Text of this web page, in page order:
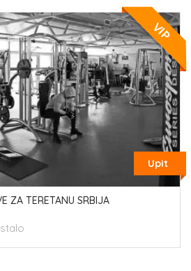
VIP
Upit
ZA TERETANU SRBIJA